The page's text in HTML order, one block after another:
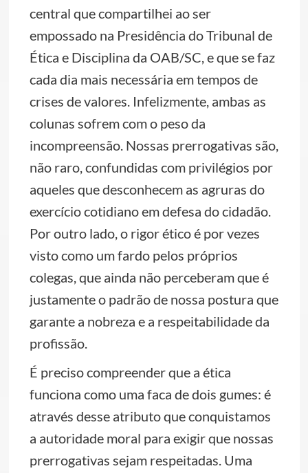
central que compartilhei ao ser
empossado na Presidência do Tribunal de
Ética e Disciplina da OAB/SC, e que se faz
cada dia mais necessária em tempos de
crises de valores. Infelizmente, ambas as
colunas sofrem com o peso da
incompreensão. Nossas prerrogativas são,
não raro, confundidas com privilégios por
aqueles que desconhecem as agruras do
exercício cotidiano em defesa do cidadão.
Por outro lado, o rigor ético é por vezes
visto como um fardo pelos próprios
colegas, que ainda não perceberam que é
justamente o padrão de nossa postura que
garante a nobreza e a respeitabilidade da
profissão.
É preciso compreender que a ética
funciona como uma faca de dois gumes: é
através desse atributo que conquistamos
a autoridade moral para exigir que nossas
prerrogativas sejam respeitadas. Uma